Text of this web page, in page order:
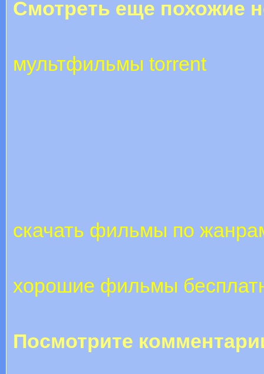
Смотреть еще похожие
мультфильмы torrent
скачать фильмы по
хорошие фильмы
Посмотрите